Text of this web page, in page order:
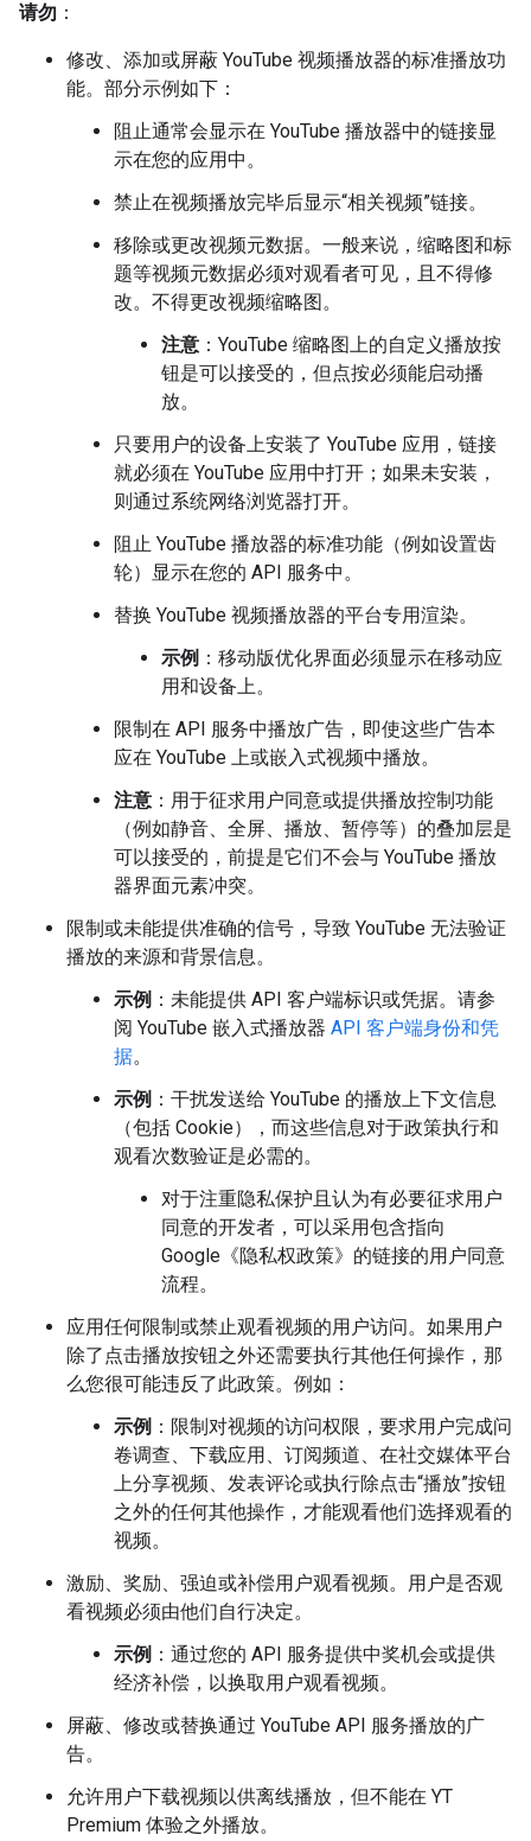
请勿 ：
修改、添加或屏蔽 YouTube 视频播放器的标准播放功
能。部分示例如下：
阻止通常会显示在 YouTube 播放器中的链接显
示在您的应用中。
禁止在视频播放完毕后显示“相关视频”链接。
移除或更改视频元数据。一般来说，缩略图和标
题等视频元数据必须对观看者可见，且不得修
改。不得更改视频缩略图。
注意 ：YouTube 缩略图上的自定义播放按
钮是可以接受的，但点按必须能启动播
放。
只要用户的设备上安装了 YouTube 应用，链接
就必须在 YouTube 应用中打开；如果未安装，
则通过系统网络浏览器打开。
阻止 YouTube 播放器的标准功能（例如设置齿
轮）显示在您的 API 服务中。
替换 YouTube 视频播放器的平台专用渲染。
示例 ：移动版优化界面必须显示在移动应
用和设备上。
限制在 API 服务中播放广告，即使这些广告本
应在 YouTube 上或嵌入式视频中播放。
注意 ：用于征求用户同意或提供播放控制功能
（例如静音、全屏、播放、暂停等）的叠加层是
可以接受的，前提是它们不会与 YouTube 播放
器界面元素冲突。
限制或未能提供准确的信号，导致 YouTube 无法验证
播放的来源和背景信息。
示例 ：未能提供 API 客户端标识或凭据。请参
阅 YouTube 嵌入式播放器 API 客户端身份和凭
据。
示例 ：干扰发送给 YouTube 的播放上下文信息
（包括 Cookie），而这些信息对于政策执行和
观看次数验证是必需的。
对于注重隐私保护且认为有必要征求用户
同意的开发者，可以采用包含指向
Google《隐私权政策》的链接的用户同意
流程。
应用任何限制或禁止观看视频的用户访问。如果用户
除了点击播放按钮之外还需要执行其他任何操作，那
么您很可能违反了此政策。例如：
示例 ：限制对视频的访问权限，要求用户完成问
卷调查、下载应用、订阅频道、在社交媒体平台
上分享视频、发表评论或执行除点击“播放”按钮
之外的任何其他操作，才能观看他们选择观看的
视频。
激励、奖励、强迫或补偿用户观看视频。用户是否观
看视频必须由他们自行决定。
示例 ：通过您的 API 服务提供中奖机会或提供
经济补偿，以换取用户观看视频。
屏蔽、修改或替换通过 YouTube API 服务播放的广
告。
允许用户下载视频以供离线播放，但不能在 YT
Premium 体验之外播放。